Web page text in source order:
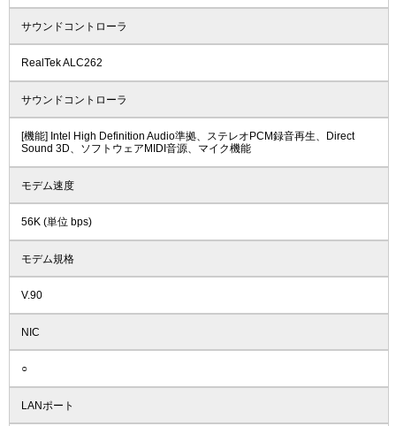
サウンドコントローラ
RealTek ALC262
サウンドコントローラ
[機能] Intel High Definition Audio準拠、ステレオPCM録音再生、Direct
Sound 3D、ソフトウェアMIDI音源、マイク機能
モデム速度
56K (単位 bps)
モデム規格
V.90
NIC
○
LANポート